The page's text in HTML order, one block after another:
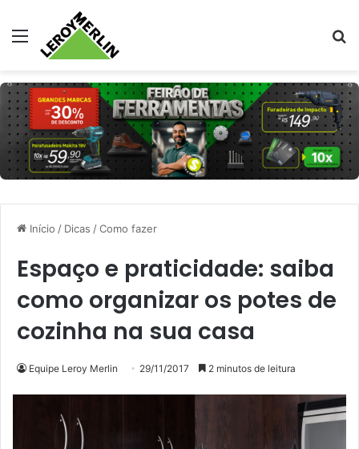
Menu
Início / Dicas /Como fazer
Espaço e praticidade: saiba
como organizar os potes de
cozinha na sua casa
Equipe Leroy Merlin 29/11/2017 2 minutos de leitura